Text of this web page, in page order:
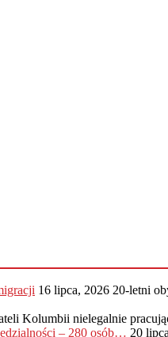
16 lipca, 2026 20-letni
Kolumbii nielegalnie
– 280 osób… 20